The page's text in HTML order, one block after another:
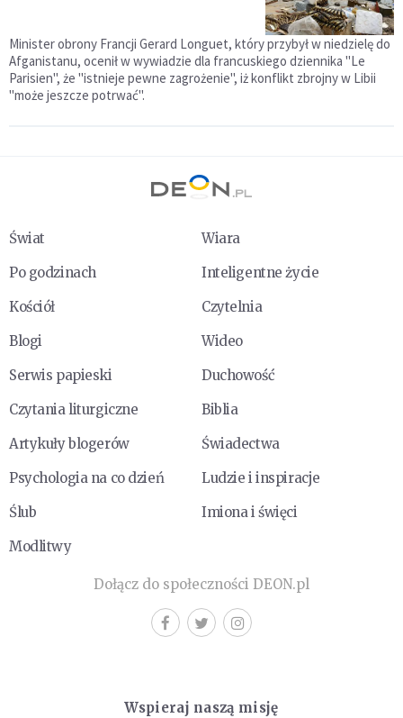
Minister obrony Francji Gerard Longuet, który przybył w niedzielę do
Afganistanu, ocenił w wywiadzie dla francuskiego dziennika "Le
Parisien", że "istnieje pewne zagrożenie", iż konflikt zbrojny w Libii
"może jeszcze potrwać".
Świat
Wiara
Po godzinach
Inteligentne życie
Kościół
Czytelnia
Blogi
Wideo
Serwis papieski
Duchowość
Czytania liturgiczne
Biblia
Artykuły blogerów
Świadectwa
Psychologia na co dzień
Ludzie i inspiracje
Ślub
Imiona i święci
Modlitwy
Dołącz do społeczności DEON.pl
Wspieraj naszą misję